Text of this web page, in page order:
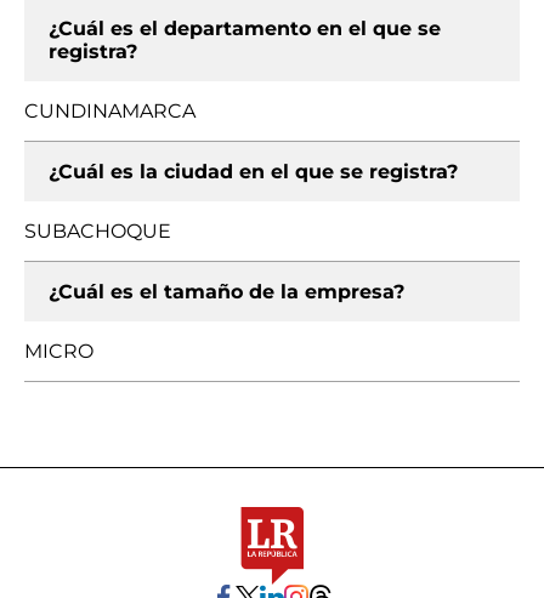
¿Cuál es el departamento en el que se
registra?
CUNDINAMARCA
¿Cuál es la ciudad en el que se registra?
SUBACHOQUE
¿Cuál es el tamaño de la empresa?
MICRO